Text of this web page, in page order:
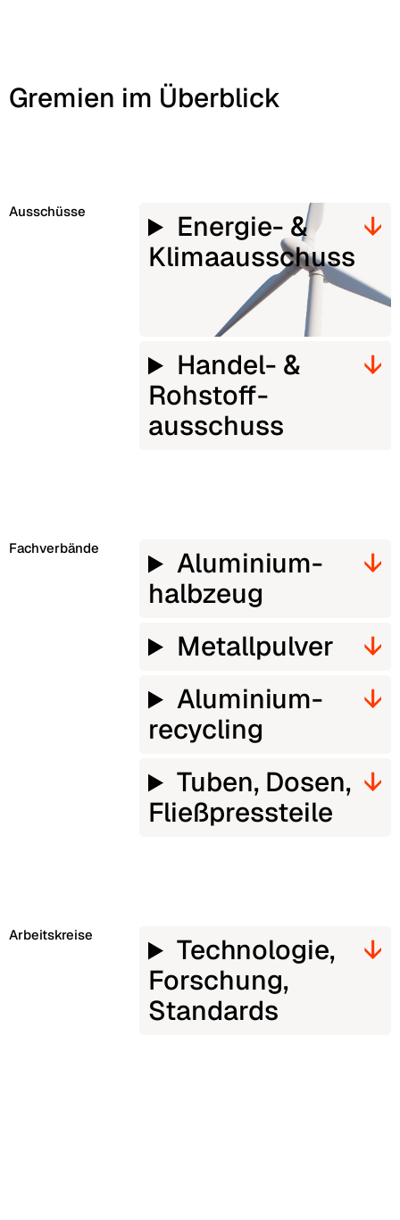
Gremien im Überblick
Ausschüsse
Energie- &
Klima­ausschuss
Handel- &
Rohstoff­
ausschuss
Fachverbände
Aluminium­
halbzeug
Metall­pulver
Aluminium­
recycling
Tuben, Dosen,
Fließpress­teile
Arbeitskreise
Technologie,
Forschung,
Standards